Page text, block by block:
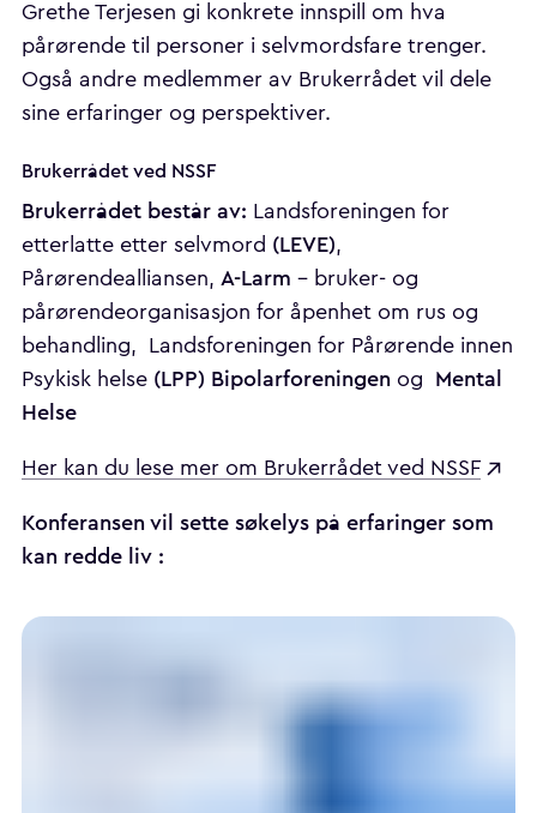
Grethe Terjesen gi konkrete innspill om hva
pårørende til personer i selvmordsfare trenger.
Også andre medlemmer av Brukerrådet vil dele
sine erfaringer og perspektiver.
Brukerrådet ved NSSF
Brukerrådet består av: Landsforeningen for
etterlatte etter selvmord (LEVE)
Pårørendealliansen, A-Larm - bruker- og
pårørendeorganisasjon for åpenhet om rus og
behandling, Landsforeningen for Pårørende innen
Psykisk helse (LPP) Bipolarforeningen og Mental
Helse
Her kan du lese mer om Brukerrådet ved NSSF
Konferansen vil sette søkelys på erfaringer som
kan redde liv :